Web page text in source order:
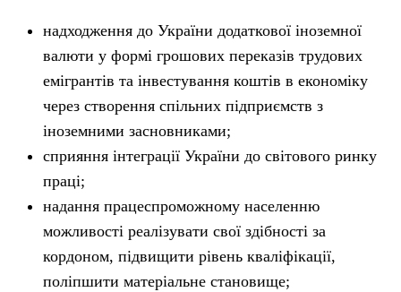
надходження до України додаткової іноземної
валюти у формі грошових переказів трудових
емігрантів та інвестування коштів в економіку
через створення спільних підприємств з
іноземними засновниками;
сприяння інтеграції України до світового ринку
праці;
надання працеспроможному населенню
можливості реалізувати свої здібності за
кордоном, підвищити рівень кваліфікації,
поліпшити матеріальне становище;